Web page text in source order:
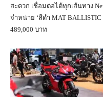
สะดวก เชื่อมต่อได้ทุกเส้นทาง
จำหน่าย ‘สีดำ MAT
489,000 บาท